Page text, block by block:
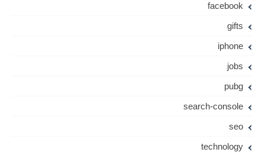
facebook
gifts
iphone
jobs
pubg
search-console
seo
technology